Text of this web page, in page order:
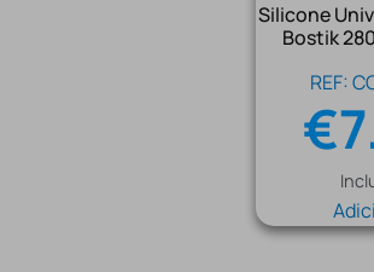
Silicone
Bostik
REF:
€